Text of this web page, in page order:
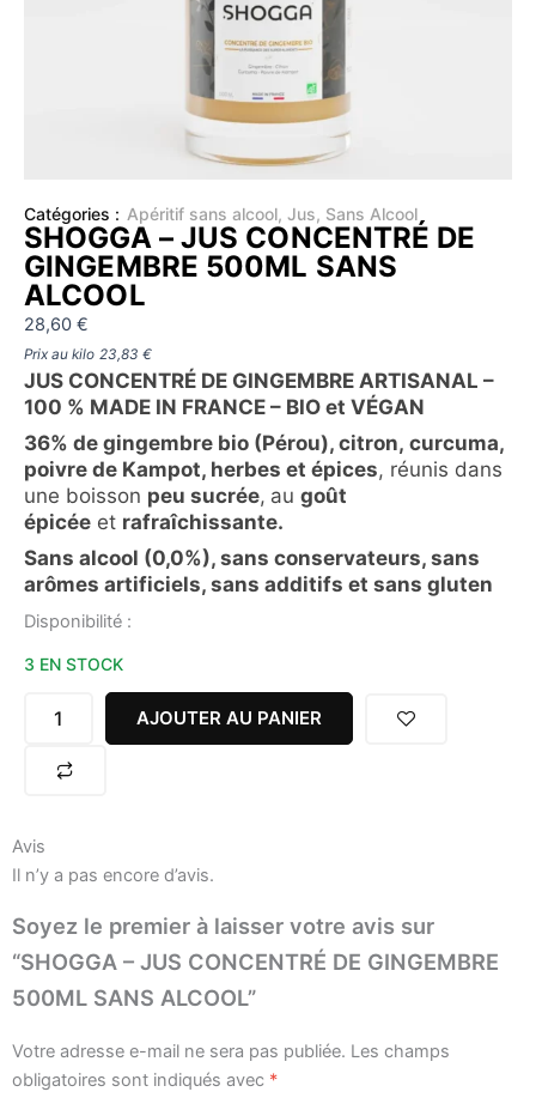
Catégories : Apéritif sans alcool, Jus, Sans Alcool
SHOGGA – JUS CONCENTRÉ DE
GINGEMBRE 500ML SANS
ALCOOL
28,60 €
Prix au kilo 23,83 €
JUS CONCENTRÉ DE GINGEMBRE ARTISANAL –
100 % MADE IN FRANCE – BIO et VÉGAN
36% de gingembre bio (Pérou), citron, curcuma,
poivre de Kampot, herbes et épices, réunis dans
une boisson peu sucrée, au goût
épicée et rafraîchissante.
Sans alcool (0,0%), sans conservateurs, sans
arômes artificiels, sans additifs et sans gluten
Disponibilité :
3 EN STOCK
quantité
SHOGGA
CONCENTRÉ
GINGEMBRE
ALCOOL
AJOUTER AU PANIER
Avis
Il n’y a pas encore d’avis.
Soyez le premier à laisser votre avis sur
“SHOGGA – JUS CONCENTRÉ DE GINGEMBRE
500ML SANS ALCOOL”
Votre adresse e-mail ne sera pas publiée. Les champs
obligatoires sont indiqués avec *